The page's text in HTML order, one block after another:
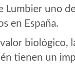
Lumbier uno
en España.
biológico,
tienen un